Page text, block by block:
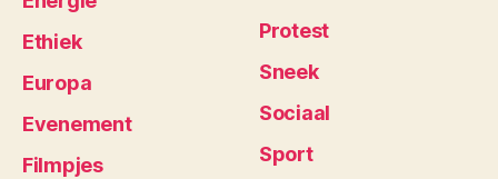
Ethiek
Europa
Evenement
Filmpjes
Protest
Sneek
Sociaal
Sport